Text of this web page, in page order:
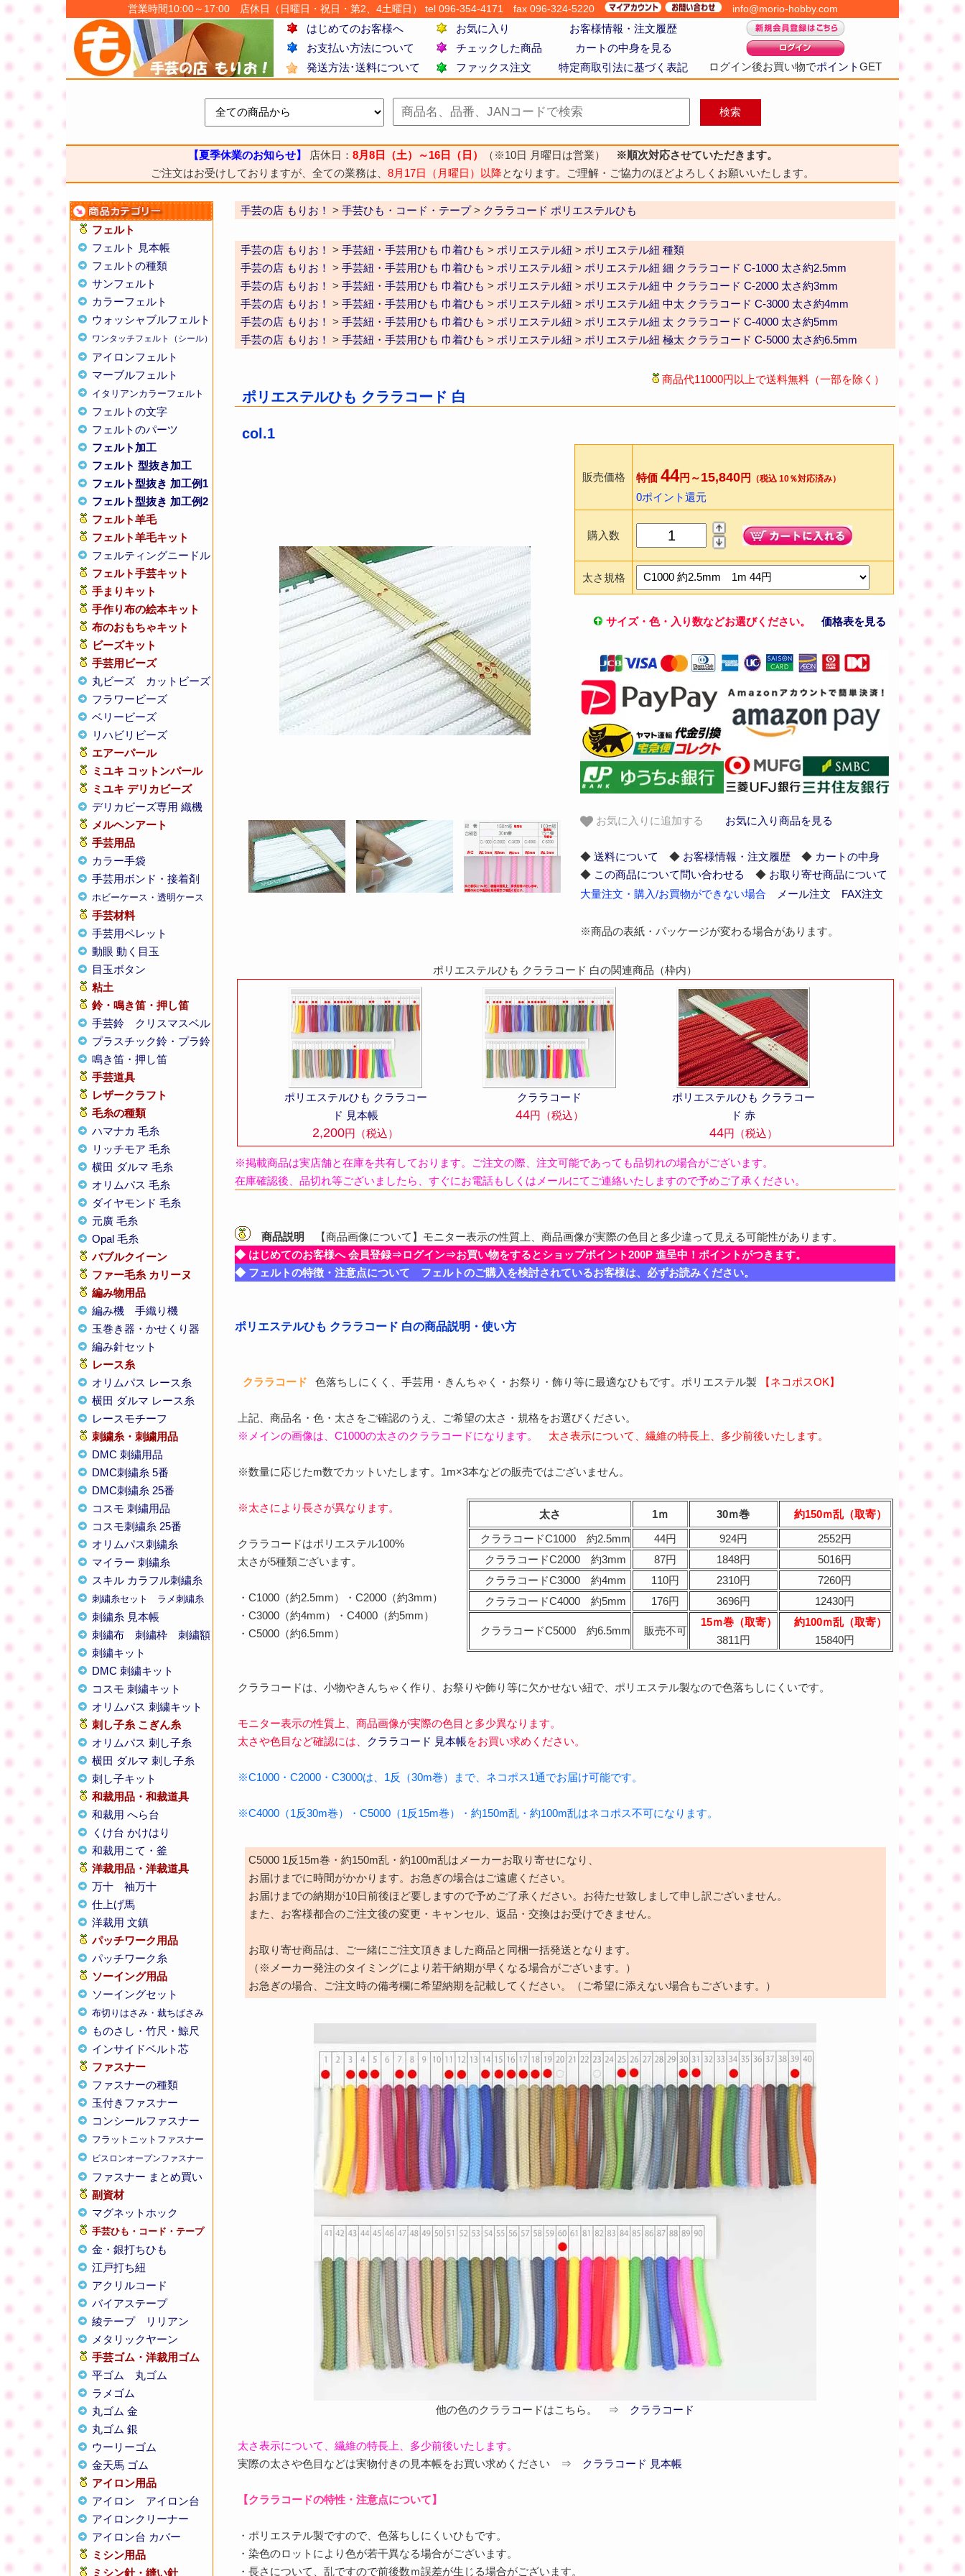
営業時間10:00～17:00 店休日（日曜日・祝日・第2、4土曜日） tel 096-354-4171 fax 096-324-5220 info@morio-hobby.com
はじめてのお客様へ お気に入り お客様情報・注文履歴
ログイン後お買い物でポイントGET
お支払い方法について チェックした商品
カートの中身を見る
発送方法･送料について
ファックス注文 特定商取引法に基づく表記
【夏季休業のお知らせ】 店休日： 8月8日（土）～16日（日） （※10日 月曜日は営業）
※順次対応させていただきます。
ご注文はお受けしておりますが、全ての業務は、 8月17日（月曜日）以降となります。ご理解・ご協力のほどよろしくお願いいたします。
フェルト
フェルト 見本帳
フェルトの種類
サンフェルト
カラーフェルト
ウォッシャブルフェルト
ワンタッチフェルト（シール）
アイロンフェルト
マーブルフェルト
イタリアンカラーフェルト
フェルトの文字
フェルトのパーツ
フェルト加工
フェルト 型抜き加工
フェルト型抜き 加工例1
フェルト型抜き 加工例2
フェルト羊毛
フェルト羊毛キット
フェルティングニードル
フェルト手芸キット
手まりキット
手作り布の絵本キット
布のおもちゃキット
ビーズキット
手芸用ビーズ
丸ビーズ
カットビーズ
フラワービーズ
ベリービーズ
リハビリビーズ
エアーパール
ミユキ コットンパール
ミユキ デリカビーズ
デリカビーズ専用 織機
メルヘンアート
手芸用品
カラー手袋
手芸用ボンド・接着剤
ホビーケース・透明ケース
手芸材料
手芸用ペレット
動眼 動く目玉
目玉ボタン
粘土
鈴・鳴き笛・押し笛
手芸鈴
クリスマスベル
プラスチック鈴・プラ鈴
鳴き笛・押し笛
手芸道具
レザークラフト
毛糸の種類
ハマナカ 毛糸
リッチモア 毛糸
横田 ダルマ 毛糸
オリムパス 毛糸
ダイヤモンド 毛糸
元廣 毛糸
Opal 毛糸
バブルクイーン
ファー毛糸 カリーヌ
編み物用品
編み機
手織り機
玉巻き器・かせくり器
編み針セット
レース糸
オリムパス レース糸
横田 ダルマ レース糸
レースモチーフ
刺繍糸・刺繍用品
DMC 刺繍用品
DMC刺繍糸 5番
DMC刺繍糸 25番
コスモ 刺繍用品
コスモ刺繍糸 25番
オリムパス刺繍糸
マイラー 刺繍糸
スキル カラフル刺繍糸
刺繍糸セット ラメ刺繍糸
刺繍糸 見本帳
刺繍布
刺繍枠
刺繍額
刺繍キット
DMC 刺繍キット
コスモ 刺繍キット
オリムパス 刺繍キット
刺し子糸 こぎん糸
オリムパス 刺し子糸
横田 ダルマ 刺し子糸
刺し子キット
和裁用品・和裁道具
和裁用 へら台
くけ台 かけはり
和裁用こて・釜
洋裁用品・洋裁道具
万十
袖万十
仕上げ馬
洋裁用 文鎮
パッチワーク用品
パッチワーク糸
ソーイング用品
ソーイングセット
布切りはさみ・裁ちばさみ
ものさし・竹尺・鯨尺
インサイドベルト芯
ファスナー
ファスナーの種類
玉付きファスナー
コンシールファスナー
フラットニットファスナー
ビスロンオープンファスナー
ファスナー まとめ買い
副資材
マグネットホック
手芸ひも・コード・テープ
金・銀打ちひも
江戸打ち紐
アクリルコード
バイアステープ
綾テープ
リリアン
メタリックヤーン
手芸ゴム・洋裁用ゴム
平ゴム
丸ゴム
ラメゴム
丸ゴム 金
丸ゴム 銀
ウーリーゴム
金天馬 ゴム
アイロン用品
アイロン
アイロン台
アイロンクリーナー
アイロン台 カバー
ミシン用品
ミシン針・縫い針
手芸の店 もりお！ > 手芸ひも・コード・テープ> クララコード ポリエステルひも
手芸の店 もりお！ > 手芸紐・手芸用ひも 巾着ひも > ポリエステル紐 > ポリエステル紐 種類
手芸の店 もりお！ > 手芸紐・手芸用ひも 巾着ひも > ポリエステル紐 > ポリエステル紐 細 クララコード C-1000 太さ約2.5mm
手芸の店 もりお！ > 手芸紐・手芸用ひも 巾着ひも > ポリエステル紐 > ポリエステル紐 中 クララコード C-2000 太さ約3mm
手芸の店 もりお！ > 手芸紐・手芸用ひも 巾着ひも > ポリエステル紐 > ポリエステル紐 中太 クララコード C-3000 太さ約4mm
手芸の店 もりお！ > 手芸紐・手芸用ひも 巾着ひも > ポリエステル紐 > ポリエステル紐 太 クララコード C-4000 太さ約5mm
手芸の店 もりお！ > 手芸紐・手芸用ひも 巾着ひも > ポリエステル紐 > ポリエステル紐 極太 クララコード C-5000 太さ約6.5mm
商品代11000円以上で送料無料（一部を除く）
ポリエステルひも クララコード 白
col.1
販売価格 特価 44円～15,840円 （税込 10％対応済み）
0ポイント還元
購入数
太さ規格
サイズ・色・入り数などお選びください。 価格表を見る
お気に入りに追加する お気に入り商品を見る
◆ 送料について ◆ お客様情報・注文履歴◆ カートの中身
◆ この商品について問い合わせる ◆ お取り寄せ商品について
大量注文・購入/お買物ができない場合
メール注文 FAX注文
※商品の表紙・パッケージが変わる場合があります。
ポリエステルひも クララコード 白の関連商品（枠内）
ポリエステルひも クララコー
ド 見本帳
2,200円（税込）
クララコード
44円（税込）
ポリエステルひも クララコー
ド 赤
44円（税込）
※掲載商品は実店舗と在庫を共有しております。ご注文の際、注文可能であっても品切れの場合がございます。
在庫確認後、品切れ等ございましたら、すぐにお電話もしくはメールにてご連絡いたしますので予めご了承ください。
商品説明
【商品画像について】モニター表示の性質上、商品画像が実際の色目と多少違って見える可能性があります。
◆ はじめてのお客様へ 会員登録⇒ログイン⇒お買い物をするとショップポイント200P 進呈中！ポイントがつきます。
◆ フェルトの特徴・注意点について フェルトのご購入を検討されているお客様は、必ずお読みください。
ポリエステルひも クララコード 白の商品説明・使い方
クララコード 色落ちしにくく、手芸用・きんちゃく・お祭り・飾り等に最適なひもです。ポリエステル製 【ネコポスOK】
上記、商品名・色・太さをご確認のうえ、ご希望の太さ・規格をお選びください。
※メインの画像は、C1000の太さのクララコードになります。
太さ表示について、繊維の特長上、多少前後いたします。
※数量に応じたm数でカットいたします。1m×3本などの販売ではございません。
太さ 1ｍ 30ｍ巻
約150ｍ乱（取寄）
クララコードC1000 約2.5mm
44円 924円
2552円
クララコードC2000 約3mm
87円 1848円
5016円
クララコードC3000 約4mm
110円 2310円
7260円
クララコードC4000 約5mm
176円 3696円 12430円
クララコードC5000 約6.5mm 販売不可
15ｍ巻（取寄）
3811円
約100ｍ乱（取寄）
15840円
※太さにより長さが異なります。
クララコードはポリエステル100%
太さが5種類ございます。
・C1000（約2.5mm）・C2000（約3mm）
・C3000（約4mm）・C4000（約5mm）
・C5000（約6.5mm）
クララコードは、小物やきんちゃく作り、お祭りや飾り等に欠かせない紐で、ポリエステル製なので色落ちしにくいです。
モニター表示の性質上、商品画像が実際の色目と多少異なります。
太さや色目など確認には、 クララコード 見本帳をお買い求めください。
※C1000・C2000・C3000は、1反（30m巻）まで、ネコポス1通でお届け可能です。
※C4000（1反30m巻）・C5000（1反15m巻）・約150m乱・約100m乱はネコポス不可になります。
C5000 1反15m巻・約150m乱・約100m乱はメーカーお取り寄せになり、
お届けまでに時間がかかります。お急ぎの場合はご遠慮ください。
お届けまでの納期が10日前後ほど要しますので予めご了承ください。お待たせ致しまして申し訳ございません。
また、お客様都合のご注文後の変更・キャンセル、返品・交換はお受けできません。
お取り寄せ商品は、ご一緒にご注文頂きました商品と同梱一括発送となります。
（※メーカー発注のタイミングにより若干納期が早くなる場合がございます。）
お急ぎの場合、ご注文時の備考欄に希望納期を記載してください。（ご希望に添えない場合もございます。）
他の色のクララコードはこちら。 ⇒ クララコード
太さ表示について、繊維の特長上、多少前後いたします。
実際の太さや色目などは実物付きの見本帳をお買い求めください ⇒ クララコード 見本帳
【クララコードの特性・注意点について】
・ポリエステル製ですので、色落ちしにくいひもです。
・染色のロットにより色が若干異なる場合がございます。
・長さについて、乱ですので前後数ｍ誤差が生じる場合がございます。